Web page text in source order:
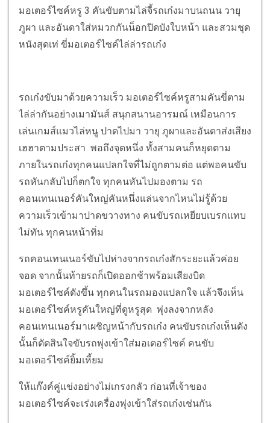
มอเตอร์ไซค์หรู 3 คันขับตามไล่จี้รถเก๋งมาบนถนน วายุ
ภูผา และอันดาใส่หมวกกันน็อกปิดบังใบหน้า และสวมชุด
หนังสุดเท่ ขี่มอเตอร์ไซค์ไล่ล่ารถเก๋ง
รถเก๋งขับมาด้วยความเร็ว มอเตอร์ไซค์หรูสามคันขี่ตาม
ไล่ล่ากันอย่างเมามันส์ สนุกสนานอารมณ์ เหมือนการ
เล่นเกมส์แมวไล่หนู ปาดไปมา วายุ ภูผาและอันดาส่งเสียง
เฮฮาตามประสา พอถึงจุดหนึ่ง ทั้งสามคนก็หยุดตาม
ภายในรถเก๋งทุกคนแปลกใจที่ไม่ถูกตามต่อ แต่พอคนขับ
รถหันกลับไปก็ตกใจ ทุกคนหันไปมองตาม รถ
คอนเทนเนอร์คันใหญ่คันหนึ่งแล่นจากไหนไม่รู้ด้วย
ความเร็วเข้ามาปาดขวางทาง คนขับรถเหยียบเบรกแทบ
ไม่ทัน ทุกคนหน้าทิ่ม
รถคอนเทนเนอร์ขับไปห่างจากรถเก๋งสักระยะแล้วค่อย
จอด จากนั้นท้ายรถก็เปิดออกช้าพร้อมเสียงบิด
มอเตอร์ไซค์ดังขึ้น ทุกคนในรถมองแปลกใจ แล้วจึงเห็น
มอเตอร์ไซค์หรูคันใหญ่ที่ดูหรูสุด พุ่งลงจากหลัง
คอนเทนเนอร์มาเผชิญหน้ากับรถเก๋ง คนขับรถเก๋งเห็นดัง
นั้นก็ตัดสินใจขับรถพุ่งเข้าใส่มอเตอร์ไซค์ คนขับ
มอเตอร์ไซค์ยิ้มเหี้ยม
ให้แก๊งค์คู่แข่งอย่างไม่เกรงกลัว ก่อนที่เจ้าของ
มอเตอร์ไซค์จะเร่งเครื่องพุ่งเข้าใส่รถเก๋งเช่นกัน